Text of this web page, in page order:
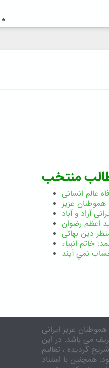
*
منتخب
عالم انسانی
عزیز
آزاد و آباد
اعظم رضوان
دین بهائی
خاتم انبیاء
نمي آيند
عزیز ایرانی
می باشد. در این
گردیده ، تعالیم
همچنین با استناد